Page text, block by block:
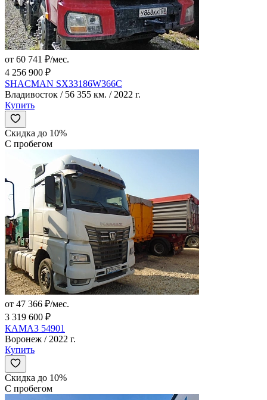
от 60 741 ₽/мес.
4 256 900 ₽
SHACMAN SX33186W366C
Владивосток / 56 355 км. / 2022 г.
Купить
Скидка до 10%
С пробегом
от 47 366 ₽/мес.
3 319 600 ₽
КАМАЗ 54901
Воронеж / 2022 г.
Купить
Скидка до 10%
С пробегом